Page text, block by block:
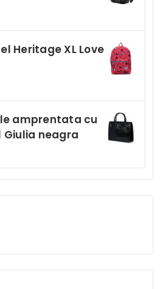
Heritage XL Love
amprentata cu
neagra